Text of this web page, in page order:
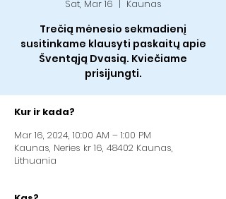
Sat, Mar 16
  |
Kaunas
Trečią mėnesio sekmadienį
susitinkame klausyti paskaitų apie
Šventąją Dvasią. Kviečiame
prisijungti.
Kur ir kada?
Mar 16, 2024, 10:00 AM – 1:00 PM
Kaunas, Neries kr 16, 48402 Kaunas,
Lithuania